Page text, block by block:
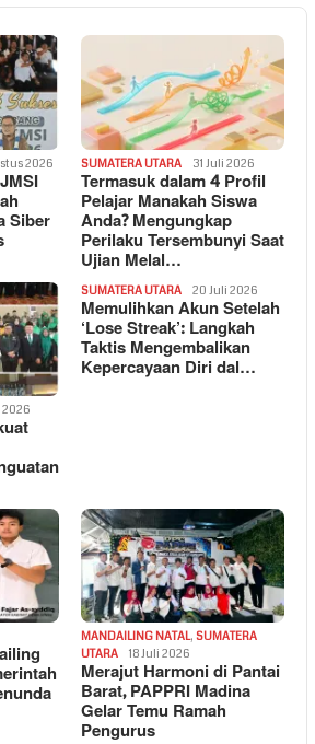
2026
Siber
SUMATERA UTARA 31 Juli 2026
Termasuk dalam 4 Profil
Pelajar Manakah Siswa
Anda? Mengungkap
Perilaku Tersembunyi Saat
Ujian Melal…
2026
SUMATERA UTARA 20 Juli 2026
Memulihkan Akun Setelah
‘Lose Streak’: Langkah
Taktis Mengembalikan
Kepercayaan Diri dal…
MANDAILING NATAL, SUMATERA
UTARA
18 Juli 2026
Merajut Harmoni di Pantai
Barat, PAPPRI Madina
Gelar Temu Ramah
Pengurus